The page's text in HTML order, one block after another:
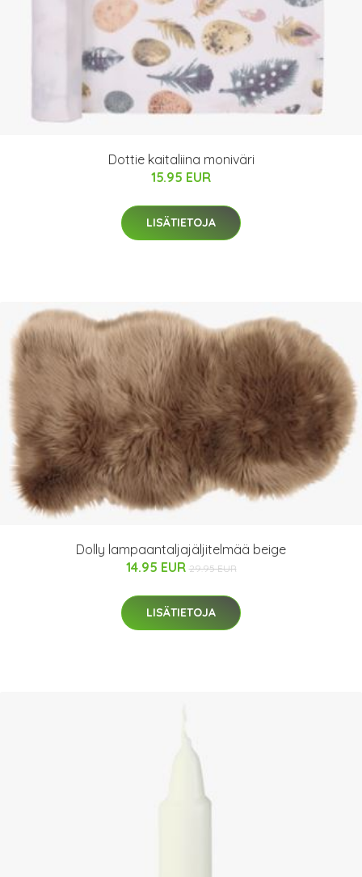
Dottie kaitaliina moniväri
15.95 EUR
LISÄTIETOJA
Dolly lampaantaljajäljitelmää beige
14.95 EUR 29.95 EUR
LISÄTIETOJA